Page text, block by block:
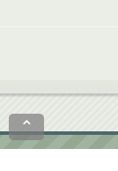
⌃